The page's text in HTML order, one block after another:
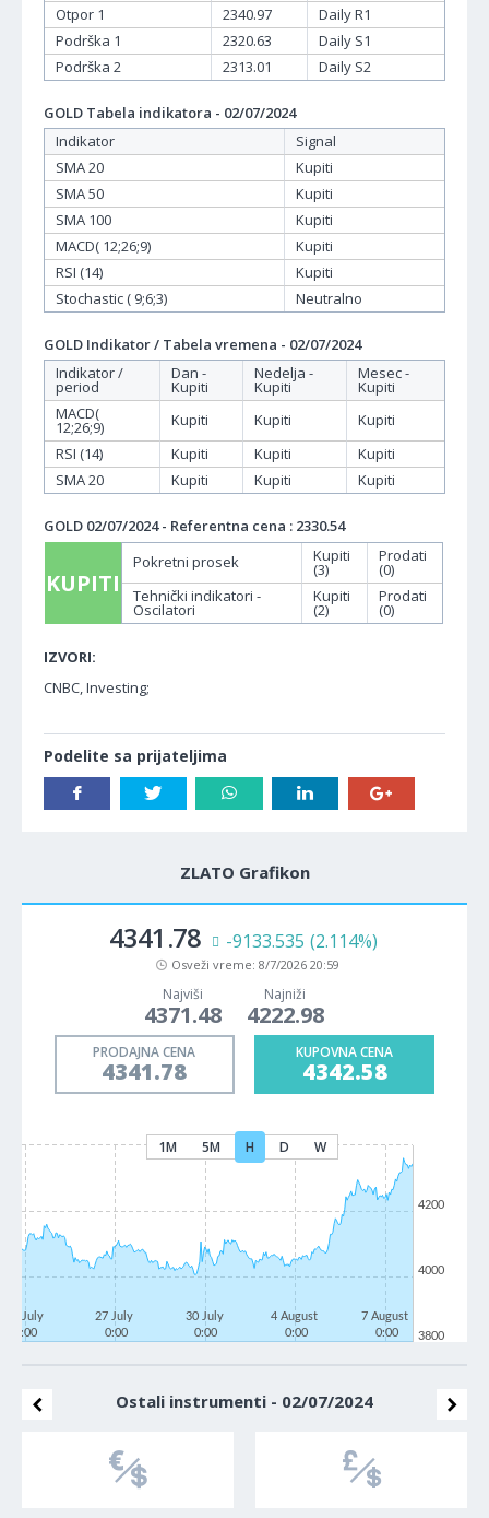
Otpor 1
2340.97
Daily R1
Podrška 1
2320.63
Daily S1
Podrška 2
2313.01 Daily S2
GOLD Tabela indikatora - 02/07/2024
Indikator
Signal
SMA 20
Kupiti
SMA 50
Kupiti
SMA 100
Kupiti
MACD( 12;26;9)
Kupiti
RSI (14)
Kupiti
Stochastic ( 9;6;3)
Neutralno
GOLD Indikator / Tabela vremena - 02/07/2024
Indikator /
period
Dan -
Kupiti
Nedelja -
Kupiti
Mesec -
Kupiti
MACD(
12;26;9) Kupiti Kupiti
Kupiti
RSI (14)
Kupiti Kupiti
Kupiti
SMA 20
Kupiti Kupiti Kupiti
GOLD 02/07/2024 - Referentna cena : 2330.54
KUPITI
Pokretni prosek Kupiti
(3)
Prodati
(0)
Tehnički indikatori -
Oscilatori
Kupiti
(2)
Prodati
(0)
IZVORI:
CNBC, Investing;
Podelite sa prijateljima
ZLATO Grafikon
4341.78 -9133.535 (2.114%)
Osveži vreme: 8/7/2026 20:59
Najviši
4371.48
Najniži
4222.98
PRODAJNA CENA
4341.78
KUPOVNA CENA
4342.58
1M 5M H D W
22 July
0:00
27 July
0:00
30 July
0:00
4 August
0:00
7 August
0:00
3800
4000
4200
Ostali instrumenti - 02/07/2024